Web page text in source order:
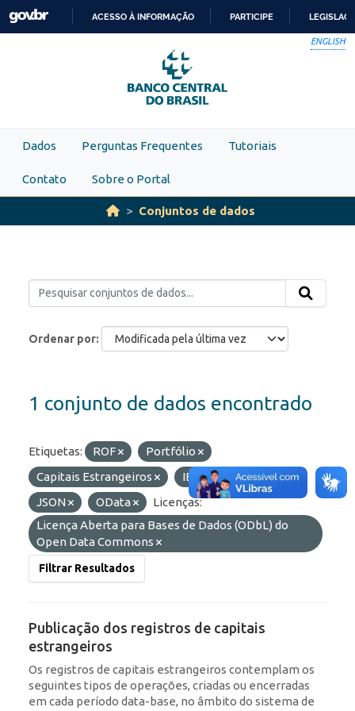
Skip to main content
PARA
O
CONTEÚDO
ACESSO À INFORMAÇÃO PARTICIPE
ENGLISH
Dados Perguntas Frequentes Tutoriais
Contato Sobre o Portal
Conjuntos de dados
Ordenar por
1 conjunto de dados encontrado
Etiquetas: ROF
Portfólio
Capitais Estrangeiros
IED
Formatos:
JSON
OData
Licenças:
Licença Aberta para Bases de Dados (ODbL) do
Open Data Commons
Filtrar Resultados
Publicação dos registros de capitais
estrangeiros
Os registros de capitais estrangeiros contemplam os
seguintes tipos de operações, criadas ou encerradas
em cada período data-base, no âmbito do sistema de